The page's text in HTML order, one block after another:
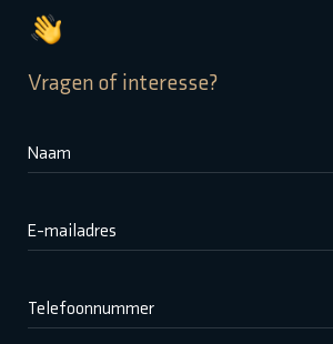
Vragen of interesse?
Naam
E-mailadres
Telefoonnummer